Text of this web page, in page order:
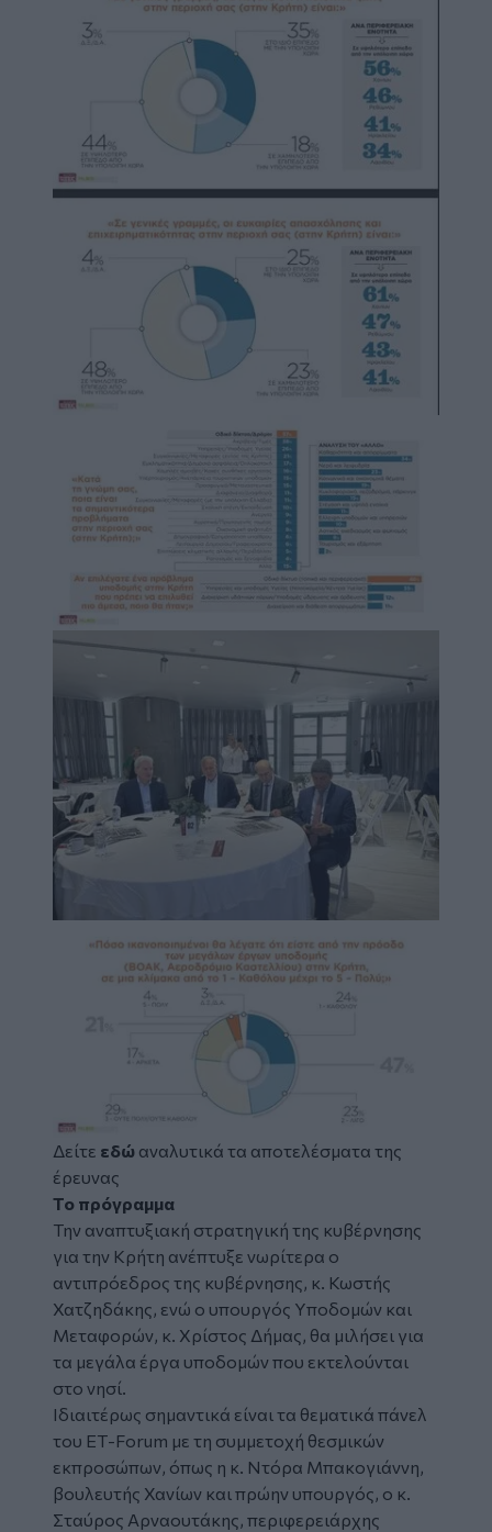
Δείτε εδώ αναλυτικά τα αποτελέσματα της
έρευνας
Το πρόγραμμα
Την αναπτυξιακή στρατηγική της κυβέρνησης
για την Κρήτη ανέπτυξε νωρίτερα ο
αντιπρόεδρος της κυβέρνησης, κ. Κωστής
Χατζηδάκης, ενώ ο υπουργός Υποδομών και
Μεταφορών, κ. Χρίστος Δήμας, θα μιλήσει για
τα μεγάλα έργα υποδομών που εκτελούνται
στο νησί.
Ιδιαιτέρως σημαντικά είναι τα θεματικά πάνελ
του ΕΤ-Forum με τη συμμετοχή θεσμικών
εκπροσώπων, όπως η κ. Ντόρα Μπακογιάννη,
βουλευτής Χανίων και πρώην υπουργός, ο κ.
Σταύρος Αρναουτάκης, περιφερειάρχης